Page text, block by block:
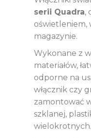
serii Quadra,
oświetleniem,
magazynie.
Wykonane z
materiałów,
odporne na
włącznik czy
zamontować
szklanej,
wielokrotnych.